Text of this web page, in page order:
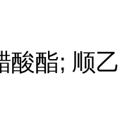
酸酯; 顺乙